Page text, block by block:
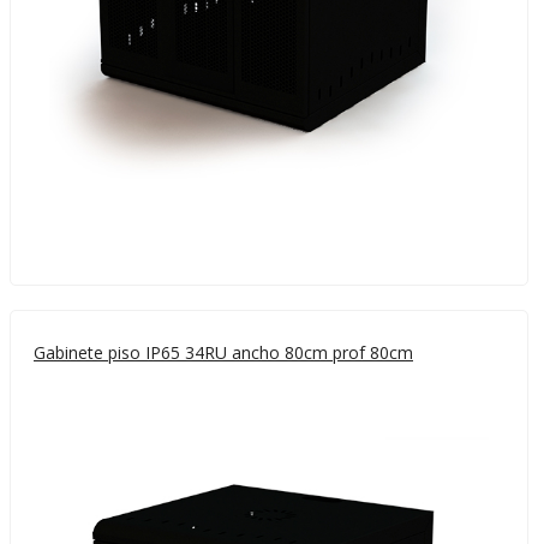
Gabinete piso IP65 34RU ancho 80cm prof 80cm